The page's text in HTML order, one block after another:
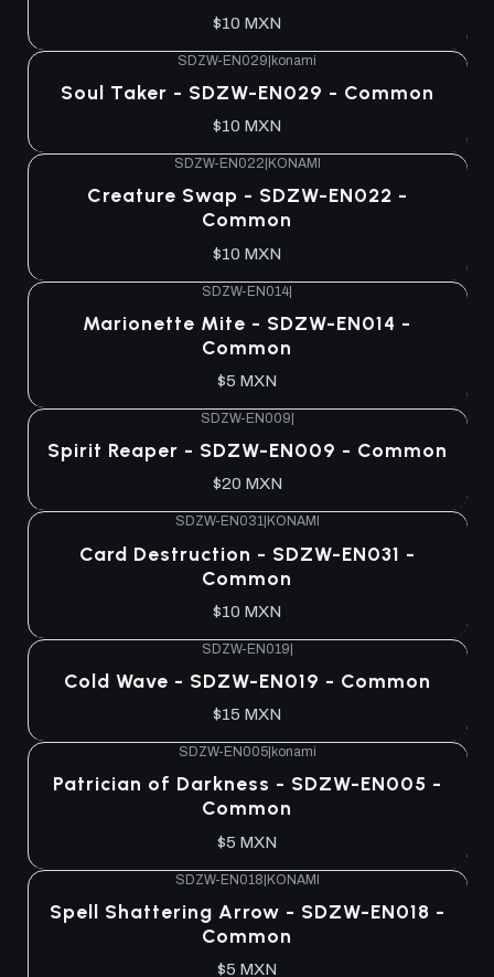
$10 MXN
SDZW-EN029|konami
Soul Taker - SDZW-EN029 - Common
$10 MXN
SDZW-EN022 KONAMI
Creature Swap - SDZW-EN022 -
Common
$10 MXN
SDZW-EN014|
Marionette Mite - SDZW-EN014 -
Common
$5 MXN
SDZW-EN009
Spirit Reaper - SDZW-EN009 - Common
$20 MXN
SDZW-EN031| KONAMI
Card Destruction - SDZW-EN031 -
Common
$10 MXN
SDZW-EN019|
Cold Wave - SDZW-EN019 - Common
$15 MXN
SDZW-EN005| konami
Patrician of Darkness - SDZW-EN005 -
Common
$5 MXN
SDZW-EN018|KONAMI
Spell Shattering Arrow - SDZW-EN018 -
Common
$5 MXN